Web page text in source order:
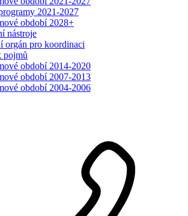
2021-2027
období 2028+
nástroje
orgán pro koordinaci
pojmů
období 2014-2020
období 2007-2013
období 2004-2006